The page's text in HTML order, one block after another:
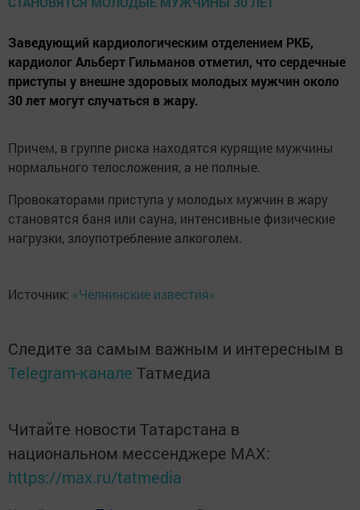
Заведующий кардиологическим отделением РКБ,
кардиолог Альберт Гильманов отметил, что сердечные
приступы у внешне здоровых молодых мужчин около
30 лет могут случаться в жару.
Причем, в группе риска находятся курящие мужчины
нормального телосложения, а не полные.
Провокаторами приступа у молодых мужчин в жару
становятся баня или сауна, интенсивные физические
нагрузки, злоупотребление алкоголем.
Источник: «Челнинские известия»
Следите за самым важным и интересным в
Telegram-канале Татмедиа
Читайте новости Татарстана в
национальном мессенджере MАХ:
https://max.ru/tatmedia